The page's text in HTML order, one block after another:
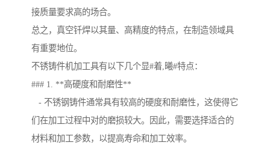
接质量要求高的场合。
总之，真空钎焊以其量、高精度的特点，在制造领域具
有重要地位。
不锈铸件机加工具有以下几个显#着,曦#特点：
### 1. **高硬度和耐磨性**
- 不锈钢铸件通常具有较高的硬度和耐磨性，这使得它
们在加工过程中对的磨损较大。因此，需要选择适合的
材料和加工参数，以提高寿命和加工效率。